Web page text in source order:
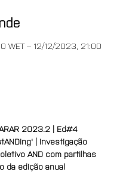
WET – 12/12/2023, 21:00
2023.2 | Ed#4
| Investigação
AND com partilhas
da edição anual